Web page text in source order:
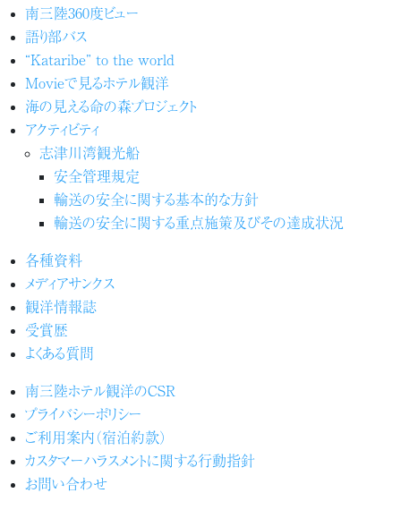
南三陸360度ビュー
語り部バス
“Kataribe” to the world
Movieで見るホテル観洋
海の見える命の森プロジェクト
アクティビティ
志津川湾観光船
安全管理規定
輸送の安全に関する基本的な方針
輸送の安全に関する重点施策及びその達成状況
各種資料
メディアサンクス
観洋情報誌
受賞歴
よくある質問
南三陸ホテル観洋のCSR
プライバシーポリシー
ご利用案内（宿泊約款）
カスタマーハラスメントに関する行動指針
お問い合わせ